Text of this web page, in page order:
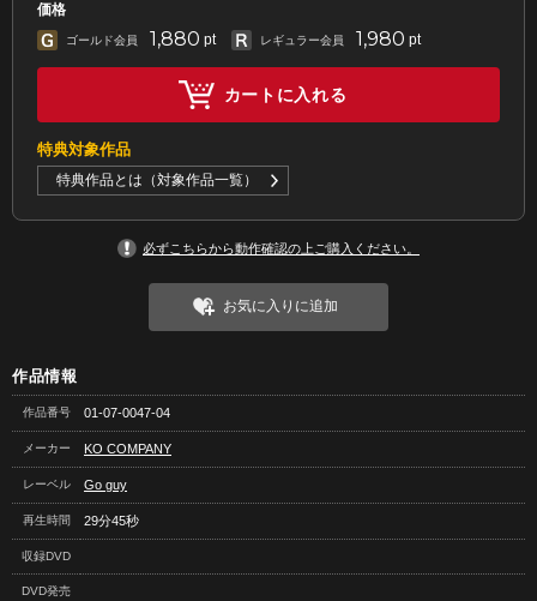
価格
ゴールド会員 1,880 pt レギュラー会員 1,980 pt
カートに入れる
特典対象作品
特典作品とは（対象作品一覧）
必ずこちらから動作確認の上ご購入ください。
お気に入りに追加
作品情報
作品番号 01-07-0047-04
メーカー KO COMPANY
レーベル Go guy
再生時間 29分45秒
収録DVD
DVD発売